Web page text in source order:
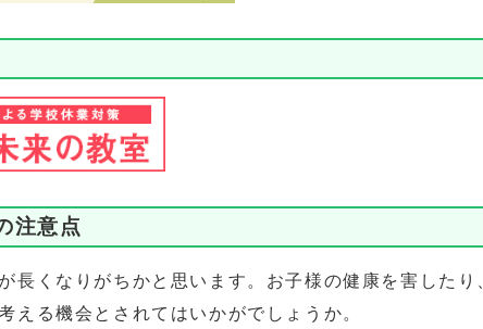
注意点
長くなりがちかと思います。お子様の健康を害した
える機会とされてはいかがでしょうか。